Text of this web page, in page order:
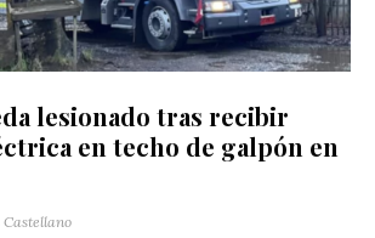
lesionado tras recibir
en techo de galpón en